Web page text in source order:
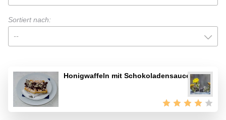
Sortiert nach:
--
Honigwaffeln mit Schokoladensauce